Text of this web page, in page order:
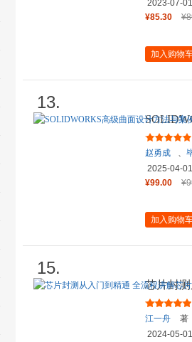
2023-07-01
¥85.30
加入购物
13.
解析（
赵勇成 、
2025-04-01
¥99.00
加入购物
15.
芯片封
装测试
江一舟
著
2024-05-01